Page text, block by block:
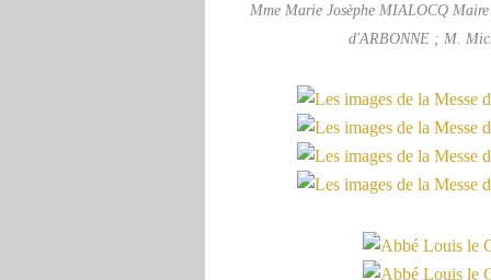
Mme Marie Josèphe MIALOCQ
d'ARBONNE ; M.